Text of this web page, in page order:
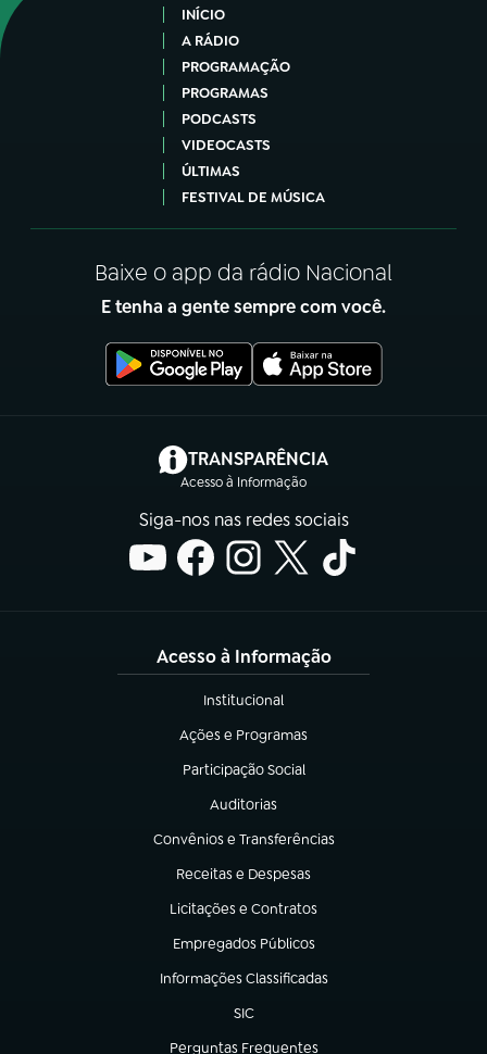
INÍCIO
A RÁDIO
PROGRAMAÇÃO
PROGRAMAS
PODCASTS
VIDEOCASTS
ÚLTIMAS
FESTIVAL DE MÚSICA
Baixe o app da rádio Nacional
E tenha a gente sempre com você.
TRANSPARÊNCIA
Acesso à Informação
(abre em nova aba)
Siga-nos nas redes sociais
Acesso à Informação
Institucional
(abre em nova aba)
Ações e Programas
(abre em nova aba)
Participação Social
(abre em nova aba)
Auditorias
(abre em nova aba)
Convênios e Transferências
(abre em nova aba)
Receitas e Despesas
(abre em nova aba)
Licitações e Contratos
(abre em nova aba)
Empregados Públicos
(abre em nova aba)
Informações Classificadas
(abre em nova aba)
SIC
(abre em nova aba)
Perguntas Frequentes